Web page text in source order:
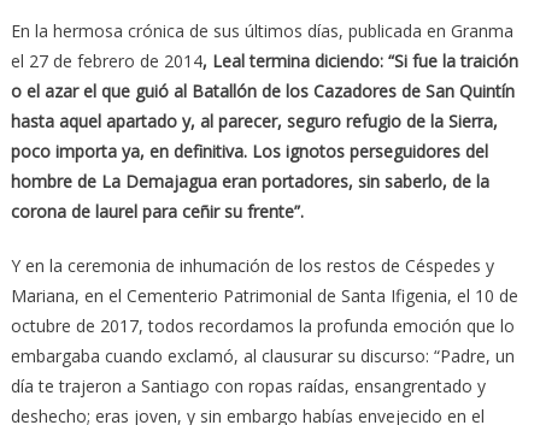
En la hermosa crónica de sus últimos días, publicada en Granma
el 27 de febrero de 2014, Leal termina diciendo: “Si fue la traición
o el azar el que guió al Batallón de los Cazadores de San Quintín
hasta aquel apartado y, al parecer, seguro refugio de la Sierra,
poco importa ya, en definitiva. Los ignotos perseguidores del
hombre de La Demajagua eran portadores, sin saberlo, de la
corona de laurel para ceñir su frente”.
Y en la ceremonia de inhumación de los restos de Céspedes y
Mariana, en el Cementerio Patrimonial de Santa Ifigenia, el 10 de
octubre de 2017, todos recordamos la profunda emoción que lo
embargaba cuando exclamó, al clausurar su discurso: “Padre, un
día te trajeron a Santiago con ropas raídas, ensangrentado y
deshecho; eras joven, y sin embargo habías envejecido en el